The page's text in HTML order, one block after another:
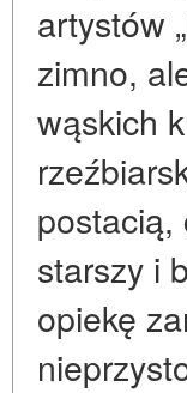
artystów
zimno,
wąskich
postacią,
starszy i
opiekę